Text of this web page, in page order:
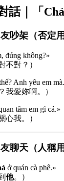
話｜「
吵架（否定用
đúng không?»
不對？）
Anh yêu em
我愛妳啊。）
tâm em gì cả.»
心我。）
聊天（人稱用
ở quán cà phê.»
他。）